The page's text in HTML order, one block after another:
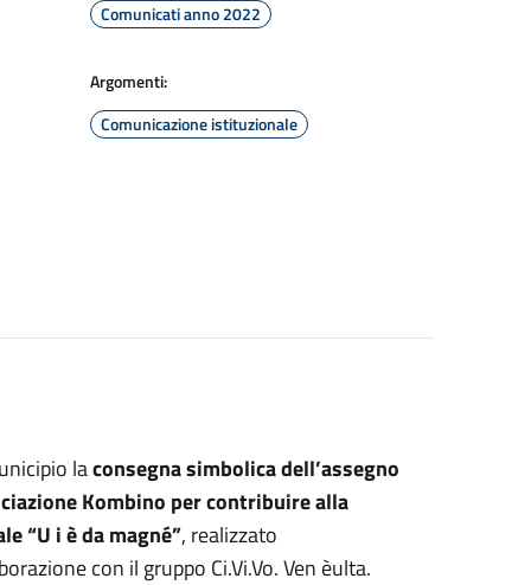
Comunicati anno 2022
Argomenti:
Comunicazione istituzionale
laconsegna simbolica dell’assegno
Kombino per contribuire alla
“U i è da magné”, realizzato
con il gruppo Ci.Vi.Vo. Ven èulta.